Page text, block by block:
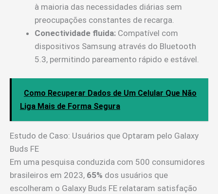
à maioria das necessidades diárias sem
preocupações constantes de recarga.
Conectividade fluida: Compatível com
dispositivos Samsung através do Bluetooth
5.3, permitindo pareamento rápido e estável.
Como Recuperar Dados de Um Celular Que Não
Liga Mais de Forma Segura
Estudo de Caso: Usuários que Optaram pelo Galaxy
Buds FE
Em uma pesquisa conduzida com 500 consumidores
brasileiros em 2023, 65% dos usuários que
escolheram o Galaxy Buds FE relataram satisfação